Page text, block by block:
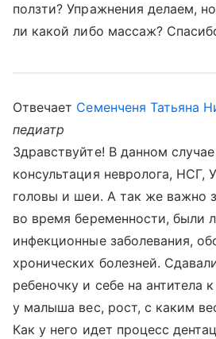
ползти? Упражнения делаем,
ли какой либо массаж?
Отвечает Семенченя Татьяна
педиатр
Здравствуйте! В данном
консультация невролога, НСГ,
головы и шеи. А так же важно
во время беременности, были
инфекционные заболевания,
хронических болезней.
ребеночку и себе на
у малыша вес, рост, с каким
Как у него идет процесс